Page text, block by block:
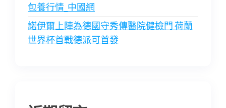
包養行情_中國網
諾伊爾上陣為德國守秀傳醫院健檢門 荷蘭
世界杯首戰德派可首發